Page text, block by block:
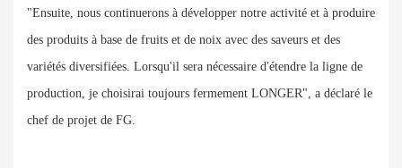
"Ensuite, nous continuerons à développer notre activité et à produire
des produits à base de fruits et de noix avec des saveurs et des
variétés diversifiées. Lorsqu'il sera nécessaire d'étendre la ligne de
production, je choisirai toujours fermement LONGER", a déclaré le
chef de projet de FG.